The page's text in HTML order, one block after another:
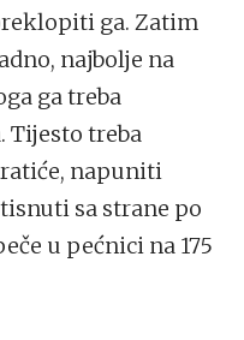
ga. Zatim
najbolje na
ga treba
Tijesto treba
napuniti
sa strane po
u pećnici na 175